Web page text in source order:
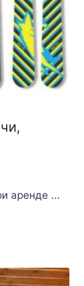
аренде ...